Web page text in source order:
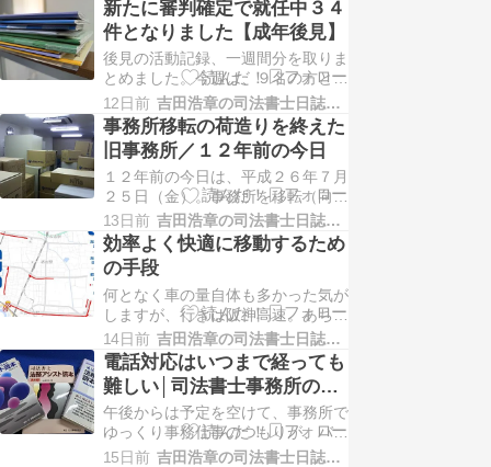
て、戻って来られるか分からない件
も、基本的に書類の原本は預かって
いないので、一旦は紙を破棄。ＰＤ
Ｆにしておけば、また来られた時
に、いつでも取り出せます。…
新たに審判確定で就任中３４
件となりました【成年後見】
後見の活動記録、一週間分を取りま
とめました。今週は、９名の方と面
会＋退院手続きで、１０名分の活
動。ノートに記録していると、「そ
んなに細かく報告しないといけない
のですか」と言われることもありま
すが、記録しておかないと忘れま
す。いざという時に、情報を取り出
せないと困るため。「認知症」…
12日前 吉田浩章の司法書士日誌−堺市堺区−
事務所移転の荷造りを終えた
旧事務所／１２年前の今日
１２年前の今日は、平成２６年７月
２５日（金）。事務所を移転（向陵
中町４－４－１から４－４－７へ）
するための、荷造り。仕事をしなが
らの作業は大変でした。書類の量を
減らそうと、ＰＤＦ化も並行して進
めていましたが、ＰＤＦ化と荷造り
と、どっちを優先するのかという問
題と、通常業務をしながら…
13日前 吉田浩章の司法書士日誌−堺市堺区−
効率よく快適に移動するため
の手段
何となく車の量自体も多かった気が
しますが、行きは阪神高速。あちこ
ちで事故渋滞。車線規制がなくなっ
た後、普通なら車が流れるようにな
るのに、その先もまだ詰まっていま
す。帰りは、中央環状線。反対車線
が事故で封鎖されて、強制的に迂回
させられていました。こういう時、
特に、車の運転自体が仕事…
14日前 吉田浩章の司法書士日誌−堺市堺区−
電話対応はいつまで経っても
難しい│司法書士事務所の運
営
午後からは予定を空けて、事務所で
ゆっくり事務仕事のつもりが、バタ
バタバタ。日程に時間を持って予約
15日前 吉田浩章の司法書士日誌−堺市堺区−